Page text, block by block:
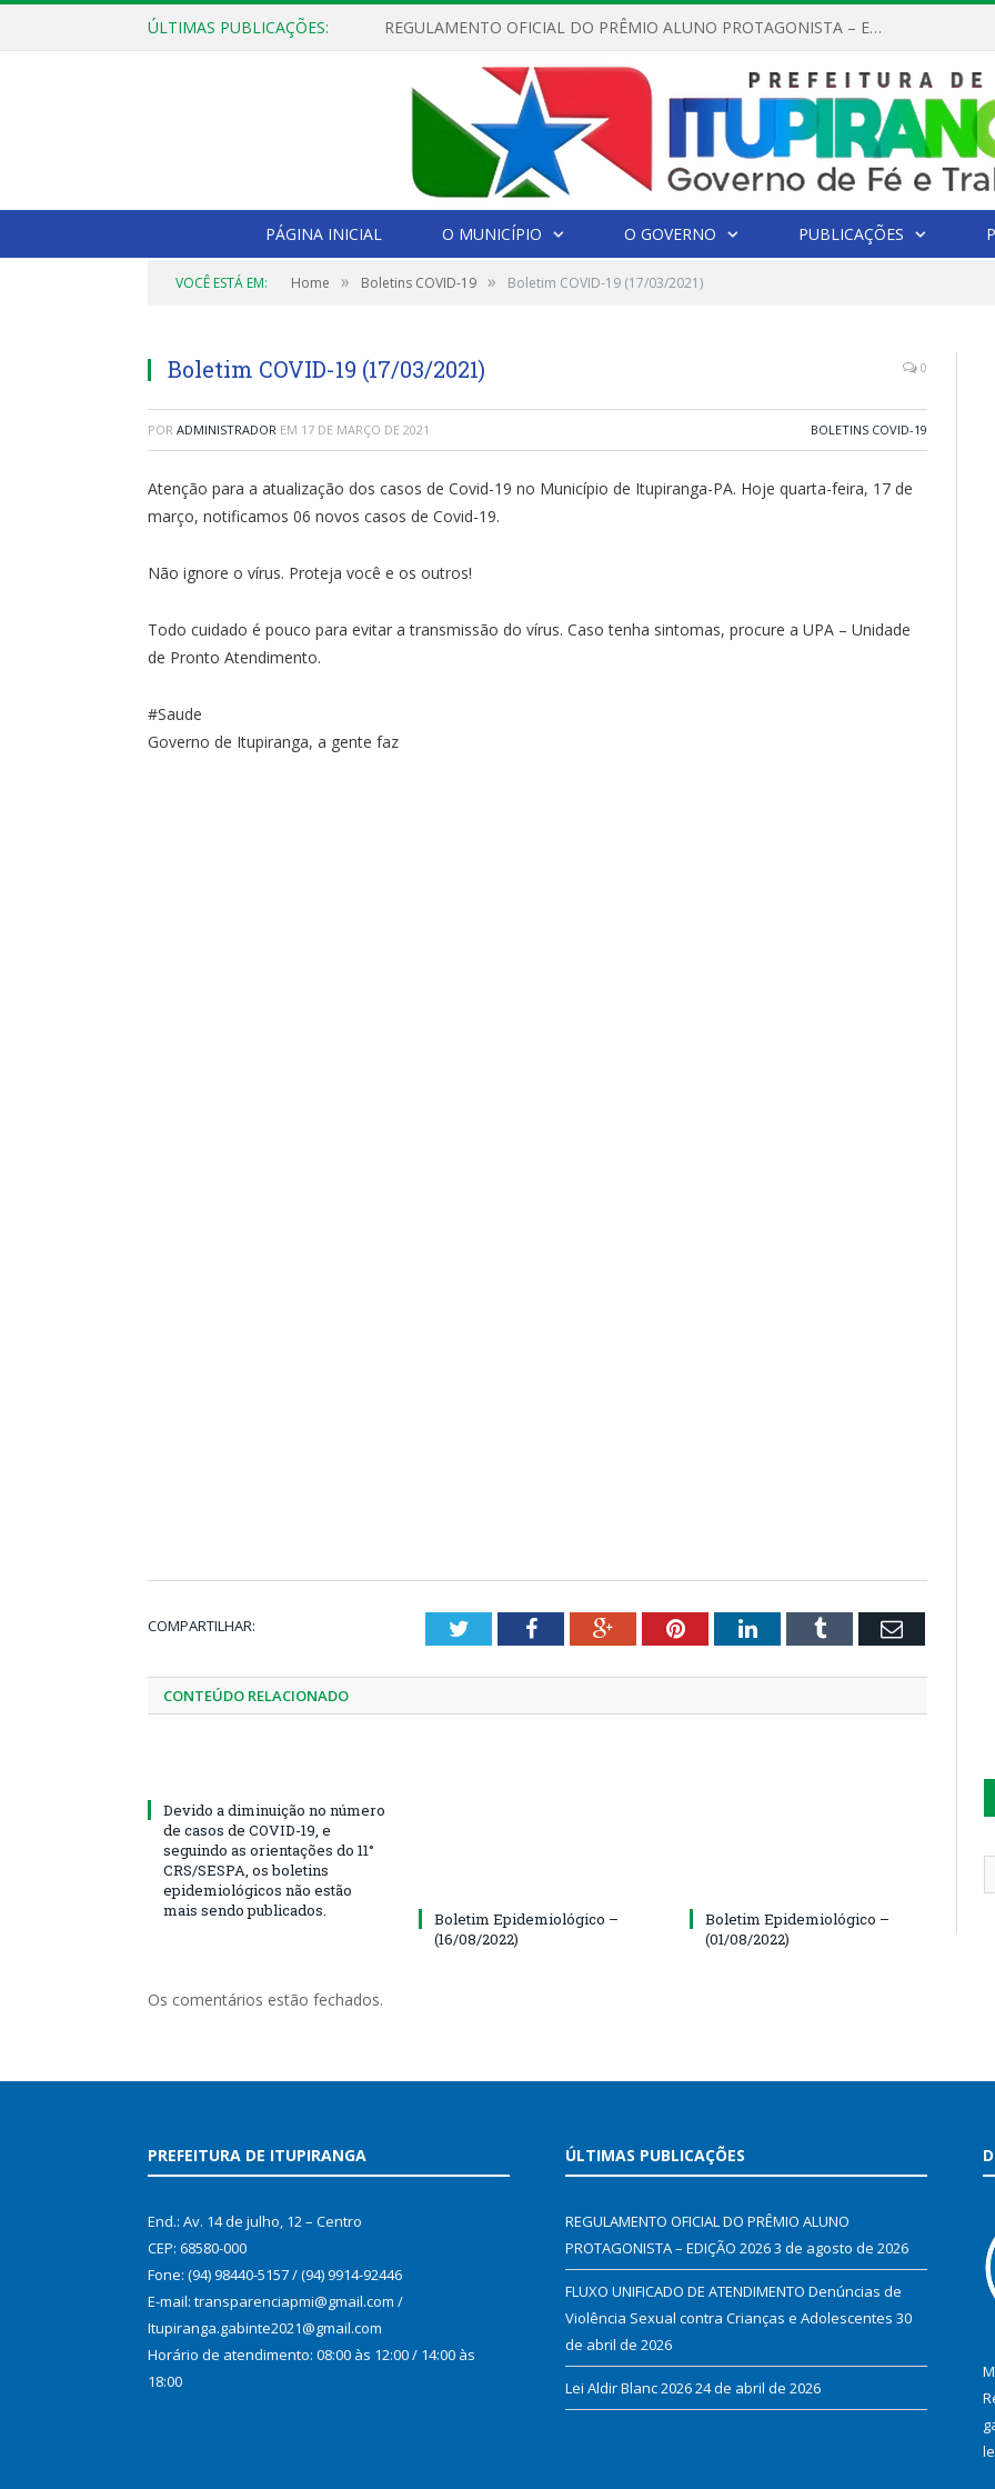
ÚLTIMAS PUBLICAÇÕES: REGULAMENTO OFICIAL DO PRÊMIO ALUNO PROTAGONISTA – EDIÇÃO 2026
PÁGINA INICIAL O MUNICÍPIO O GOVERNO PUBLICAÇÕES
VOCÊ ESTÁ EM: Home » Boletins COVID-19 » Boletim COVID-19 (17/03/2021)
Boletim COVID-19 (17/03/2021) 0
POR ADMINISTRADOR EM 17 DE MARÇO DE 2021 BOLETINS COVID-19
Atenção para a atualização dos casos de Covid-19 no Município de Itupiranga-PA. Hoje quarta-feira, 17 de
março, notificamos 06 novos casos de Covid-19.
Não ignore o vírus. Proteja você e os outros!
Todo cuidado é pouco para evitar a transmissão do vírus. Caso tenha sintomas, procure a UPA – Unidade
de Pronto Atendimento.
#Saude
Governo de Itupiranga, a gente faz
COMPARTILHAR: TwitterFacebookGoogle+PinterestLinkedInTumblr Email
CONTEÚDO RELACIONADO
Devido a diminuição no número
de casos de COVID-19, e
seguindo as orientações do 11°
CRS/SESPA, os boletins
epidemiológicos não estão
mais sendo publicados.
Boletim Epidemiológico –
(16/08/2022)
Boletim Epidemiológico –
(01/08/2022)
Os comentários estão fechados.
PREFEITURA DE ITUPIRANGA
End.: Av. 14 de julho, 12 – Centro
CEP: 68580-000
Fone: (94) 98440-5157 / (94) 9914-92446
E-mail: transparenciapmi@gmail.com /
Itupiranga.gabinte2021@gmail.com
Horário de atendimento: 08:00 às 12:00 / 14:00 às
18:00
ÚLTIMAS PUBLICAÇÕES
REGULAMENTO OFICIAL DO PRÊMIO ALUNO
PROTAGONISTA – EDIÇÃO 20263 de agosto de 2026
FLUXO UNIFICADO DE ATENDIMENTO Denúncias de
Violência Sexual contra Crianças e Adolescentes 30
de abril de 2026
Lei Aldir Blanc 202624 de abril de 2026